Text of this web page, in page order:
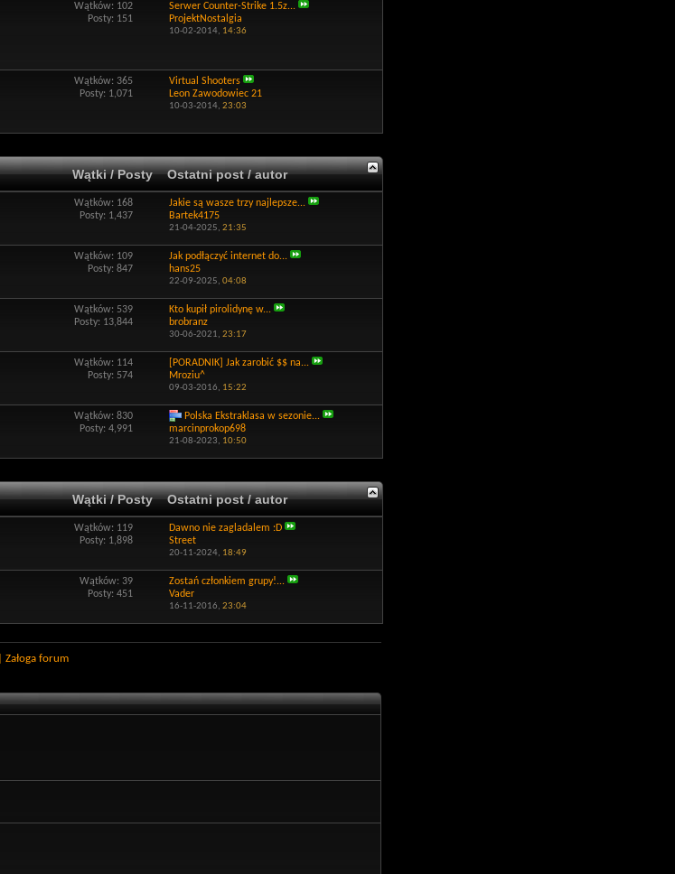
Wątków: 102
Posty: 151
Serwer Counter-Strike 1.5z...
ProjektNostalgia
10-02-2014, 14:36
Wątków: 365
Posty: 1,071
Virtual Shooters
Leon Zawodowiec 21
10-03-2014, 23:03
Wątki / Posty Ostatni post / autor
Wątków: 168
Posty: 1,437
Jakie są wasze trzy najlepsze...
Bartek4175
21-04-2025, 21:35
Wątków: 109
Posty: 847
Jak podłączyć internet do...
hans25
22-09-2025, 04:08
Wątków: 539
Posty: 13,844
Kto kupił pirolidynę w...
brobranz
30-06-2021, 23:17
Wątków: 114
Posty: 574
[PORADNIK] Jak zarobić $$ na...
Mroziu^
09-03-2016, 15:22
Wątków: 830
Posty: 4,991
Polska Ekstraklasa w sezonie...
marcinprokop698
21-08-2023, 10:50
Wątki / Posty Ostatni post / autor
Wątków: 119
Posty: 1,898
Dawno nie zagladalem :D
Street
20-11-2024, 18:49
Wątków: 39
Posty: 451
Zostań członkiem grupy!...
Vader
16-11-2016, 23:04
Załoga forum